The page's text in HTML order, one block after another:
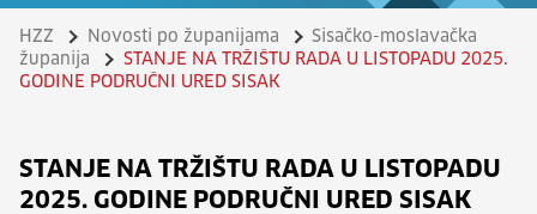
HZZ Novosti po županijama
Sisačko-moslavačka
županija
STANJE NA TRŽIŠTU RADA U LISTOPADU 2025.
GODINE PODRUČNI URED SISAK
STANJE NA TRŽIŠTU RADA U LISTOPADU
2025. GODINE PODRUČNI URED SISAK